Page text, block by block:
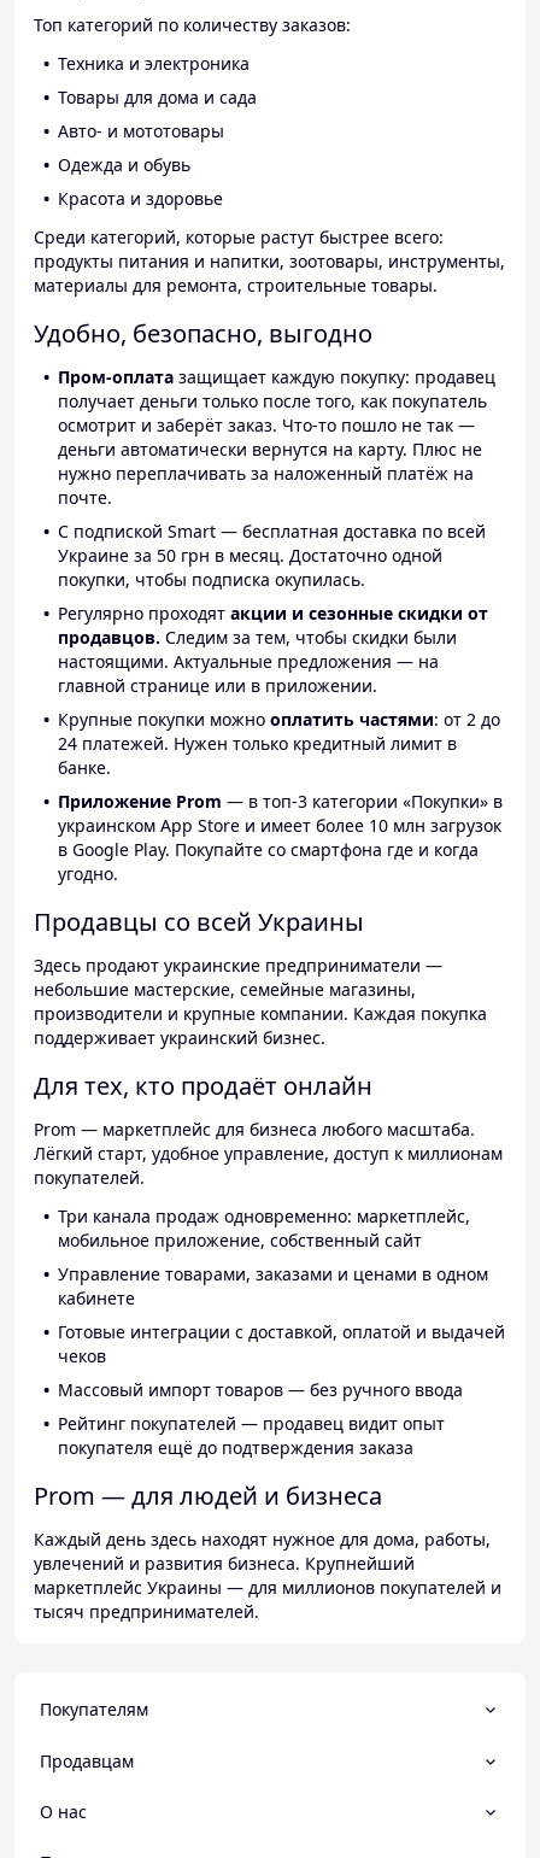
Топ категорий по количеству заказов:
Техника и электроника
Товары для дома и сада
Авто- и мототовары
Одежда и обувь
Красота и здоровье
Среди категорий, которые растут быстрее всего:
продукты питания и напитки, зоотовары, инструменты,
материалы для ремонта, строительные товары.
Удобно, безопасно, выгодно
Пром-оплата защищает каждую покупку: продавец
получает деньги только после того, как покупатель
осмотрит и заберёт заказ. Что-то пошло не так —
деньги автоматически вернутся на карту. Плюс не
нужно переплачивать за наложенный платёж на
почте.
С подпиской Smart — бесплатная доставка по всей
Украине за 50 грн в месяц. Достаточно одной
покупки, чтобы подписка окупилась.
Регулярно проходят акции и сезонные скидки от
продавцов. Следим за тем, чтобы скидки были
настоящими. Актуальные предложения — на
главной странице или в приложении.
Крупные покупки можно оплатить частями: от 2 до
24 платежей. Нужен только кредитный лимит в
банке.
Приложение Prom — в топ-3 категории «Покупки» в
украинском App Store и имеет более 10 млн загрузок
в Google Play. Покупайте со смартфона где и когда
угодно.
Продавцы со всей Украины
Здесь продают украинские предприниматели —
небольшие мастерские, семейные магазины,
производители и крупные компании. Каждая покупка
поддерживает украинский бизнес.
Для тех, кто продаёт онлайн
Prom — маркетплейс для бизнеса любого масштаба.
Лёгкий старт, удобное управление, доступ к миллионам
покупателей.
Три канала продаж одновременно: маркетплейс,
мобильное приложение, собственный сайт
Управление товарами, заказами и ценами в одном
кабинете
Готовые интеграции с доставкой, оплатой и выдачей
чеков
Массовый импорт товаров — без ручного ввода
Рейтинг покупателей — продавец видит опыт
покупателя ещё до подтверждения заказа
Prom — для людей и бизнеса
Каждый день здесь находят нужное для дома, работы,
увлечений и развития бизнеса. Крупнейший
маркетплейс Украины — для миллионов покупателей и
тысяч предпринимателей.
Покупателям
Продавцам
О нас